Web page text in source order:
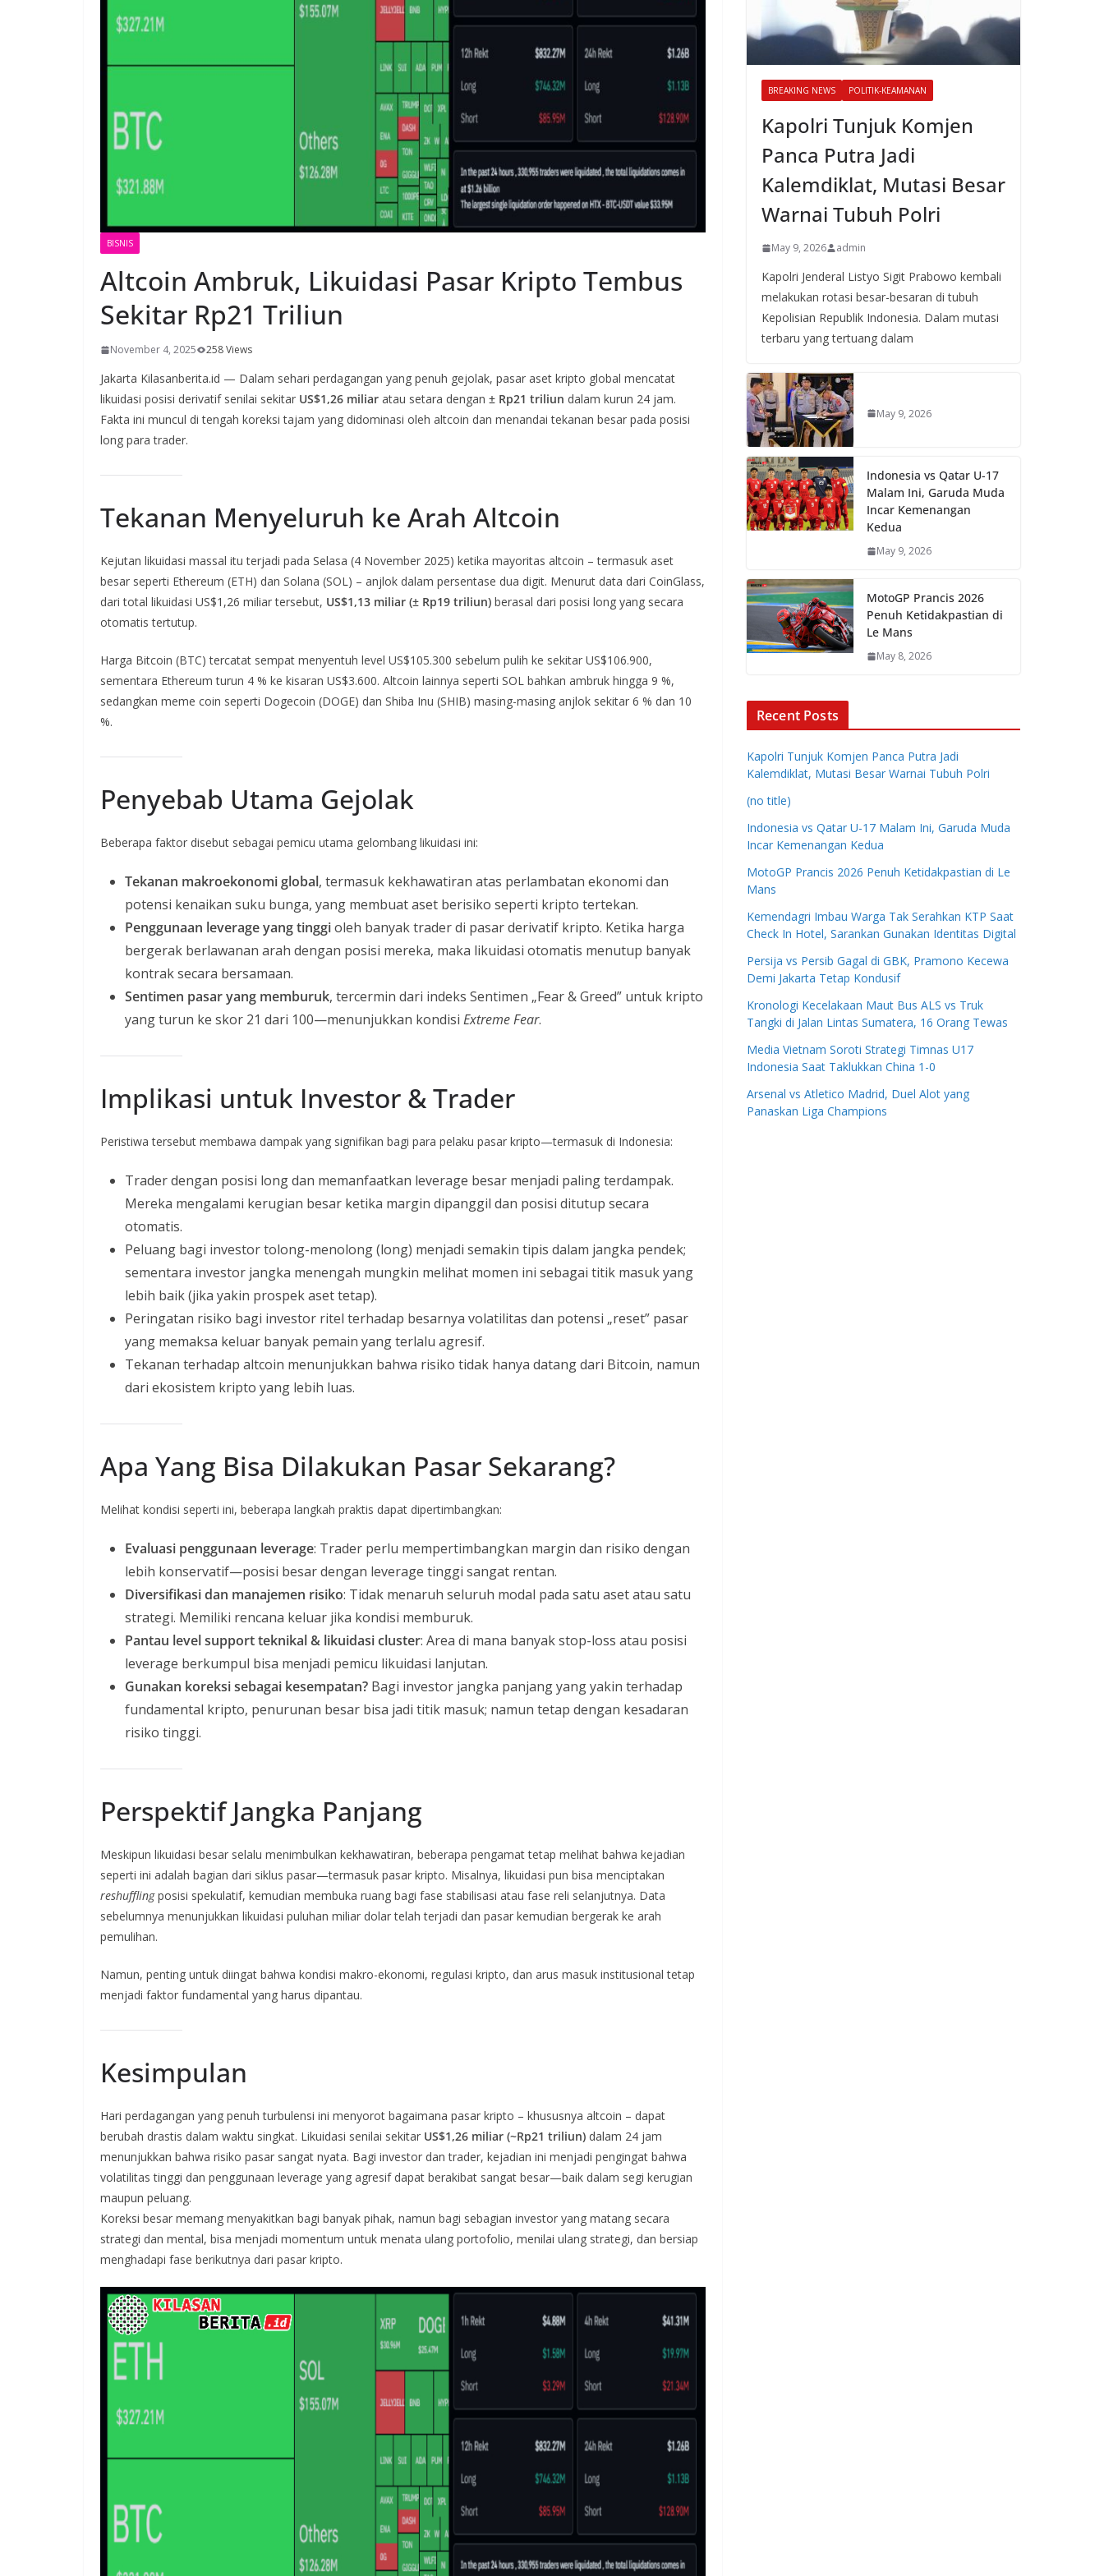
BISNIS
Altcoin Ambruk, Likuidasi Pasar Kripto Tembus
Sekitar Rp21 Triliun
November 4, 2025 258 Views
Jakarta Kilasanberita.id — Dalam sehari perdagangan yang penuh gejolak, pasar aset kripto global mencatat
likuidasi posisi derivatif senilai sekitar US$1,26 miliar atau setara dengan ± Rp21 triliun dalam kurun 24 jam.
Fakta ini muncul di tengah koreksi tajam yang didominasi oleh altcoin dan menandai tekanan besar pada posisi
long para trader.
Tekanan Menyeluruh ke Arah Altcoin
Kejutan likuidasi massal itu terjadi pada Selasa (4 November 2025) ketika mayoritas altcoin – termasuk aset
besar seperti Ethereum (ETH) dan Solana (SOL) – anjlok dalam persentase dua digit. Menurut data dari CoinGlass,
dari total likuidasi US$1,26 miliar tersebut, US$1,13 miliar (± Rp19 triliun) berasal dari posisi long yang secara
otomatis tertutup.
Harga Bitcoin (BTC) tercatat sempat menyentuh level US$105.300 sebelum pulih ke sekitar US$106.900,
sementara Ethereum turun 4 % ke kisaran US$3.600. Altcoin lainnya seperti SOL bahkan ambruk hingga 9 %,
sedangkan meme coin seperti Dogecoin (DOGE) dan Shiba Inu (SHIB) masing-masing anjlok sekitar 6 % dan 10
%.
Penyebab Utama Gejolak
Beberapa faktor disebut sebagai pemicu utama gelombang likuidasi ini:
Tekanan makroekonomi global, termasuk kekhawatiran atas perlambatan ekonomi dan
potensi kenaikan suku bunga, yang membuat aset berisiko seperti kripto tertekan.
Penggunaan leverage yang tinggioleh banyak trader di pasar derivatif kripto. Ketika harga
bergerak berlawanan arah dengan posisi mereka, maka likuidasi otomatis menutup banyak
kontrak secara bersamaan.
Sentimen pasar yang memburuk, tercermin dari indeks Sentimen „Fear & Greed” untuk kripto
yang turun ke skor 21 dari 100—menunjukkan kondisi Extreme Fear.
Implikasi untuk Investor & Trader
Peristiwa tersebut membawa dampak yang signifikan bagi para pelaku pasar kripto—termasuk di Indonesia:
Trader dengan posisi long dan memanfaatkan leverage besar menjadi paling terdampak.
Mereka mengalami kerugian besar ketika margin dipanggil dan posisi ditutup secara
otomatis.
Peluang bagi investor tolong-menolong (long) menjadi semakin tipis dalam jangka pendek;
sementara investor jangka menengah mungkin melihat momen ini sebagai titik masuk yang
lebih baik (jika yakin prospek aset tetap).
Peringatan risiko bagi investor ritel terhadap besarnya volatilitas dan potensi „reset” pasar
yang memaksa keluar banyak pemain yang terlalu agresif.
Tekanan terhadap altcoin menunjukkan bahwa risiko tidak hanya datang dari Bitcoin, namun
dari ekosistem kripto yang lebih luas.
Apa Yang Bisa Dilakukan Pasar Sekarang?
Melihat kondisi seperti ini, beberapa langkah praktis dapat dipertimbangkan:
Evaluasi penggunaan leverage: Trader perlu mempertimbangkan margin dan risiko dengan
lebih konservatif—posisi besar dengan leverage tinggi sangat rentan.
Diversifikasi dan manajemen risiko: Tidak menaruh seluruh modal pada satu aset atau satu
strategi. Memiliki rencana keluar jika kondisi memburuk.
Pantau level support teknikal & likuidasi cluster: Area di mana banyak stop-loss atau posisi
leverage berkumpul bisa menjadi pemicu likuidasi lanjutan.
Gunakan koreksi sebagai kesempatan? Bagi investor jangka panjang yang yakin terhadap
fundamental kripto, penurunan besar bisa jadi titik masuk; namun tetap dengan kesadaran
risiko tinggi.
Perspektif Jangka Panjang
Meskipun likuidasi besar selalu menimbulkan kekhawatiran, beberapa pengamat tetap melihat bahwa kejadian
seperti ini adalah bagian dari siklus pasar—termasuk pasar kripto. Misalnya, likuidasi pun bisa menciptakan
reshufflingposisi spekulatif, kemudian membuka ruang bagi fase stabilisasi atau fase reli selanjutnya. Data
sebelumnya menunjukkan likuidasi puluhan miliar dolar telah terjadi dan pasar kemudian bergerak ke arah
pemulihan.
Namun, penting untuk diingat bahwa kondisi makro-ekonomi, regulasi kripto, dan arus masuk institusional tetap
menjadi faktor fundamental yang harus dipantau.
Kesimpulan
Hari perdagangan yang penuh turbulensi ini menyorot bagaimana pasar kripto – khususnya altcoin – dapat
berubah drastis dalam waktu singkat. Likuidasi senilai sekitar US$1,26 miliar (~Rp21 triliun) dalam 24 jam
menunjukkan bahwa risiko pasar sangat nyata. Bagi investor dan trader, kejadian ini menjadi pengingat bahwa
volatilitas tinggi dan penggunaan leverage yang agresif dapat berakibat sangat besar—baik dalam segi kerugian
maupun peluang.
Koreksi besar memang menyakitkan bagi banyak pihak, namun bagi sebagian investor yang matang secara
strategi dan mental, bisa menjadi momentum untuk menata ulang portofolio, menilai ulang strategi, dan bersiap
menghadapi fase berikutnya dari pasar kripto.
BREAKING NEWS POLITIK-KEAMANAN
Kapolri Tunjuk Komjen
Panca Putra Jadi
Kalemdiklat, Mutasi Besar
Warnai Tubuh Polri
May 9, 2026 admin
Kapolri Jenderal Listyo Sigit Prabowo kembali
melakukan rotasi besar-besaran di tubuh
Kepolisian Republik Indonesia. Dalam mutasi
terbaru yang tertuang dalam
May 9, 2026
Indonesia vs Qatar U-17
Malam Ini, Garuda Muda
Incar Kemenangan
Kedua
May 9, 2026
MotoGP Prancis 2026
Penuh Ketidakpastian di
Le Mans
May 8, 2026
Recent Posts
Kapolri Tunjuk Komjen Panca Putra Jadi
Kalemdiklat, Mutasi Besar Warnai Tubuh Polri
(no title)
Indonesia vs Qatar U-17 Malam Ini, Garuda Muda
Incar Kemenangan Kedua
MotoGP Prancis 2026 Penuh Ketidakpastian di Le
Mans
Kemendagri Imbau Warga Tak Serahkan KTP Saat
Check In Hotel, Sarankan Gunakan Identitas Digital
Persija vs Persib Gagal di GBK, Pramono Kecewa
Demi Jakarta Tetap Kondusif
Kronologi Kecelakaan Maut Bus ALS vs Truk
Tangki di Jalan Lintas Sumatera, 16 Orang Tewas
Media Vietnam Soroti Strategi Timnas U17
Indonesia Saat Taklukkan China 1-0
Arsenal vs Atletico Madrid, Duel Alot yang
Panaskan Liga Champions